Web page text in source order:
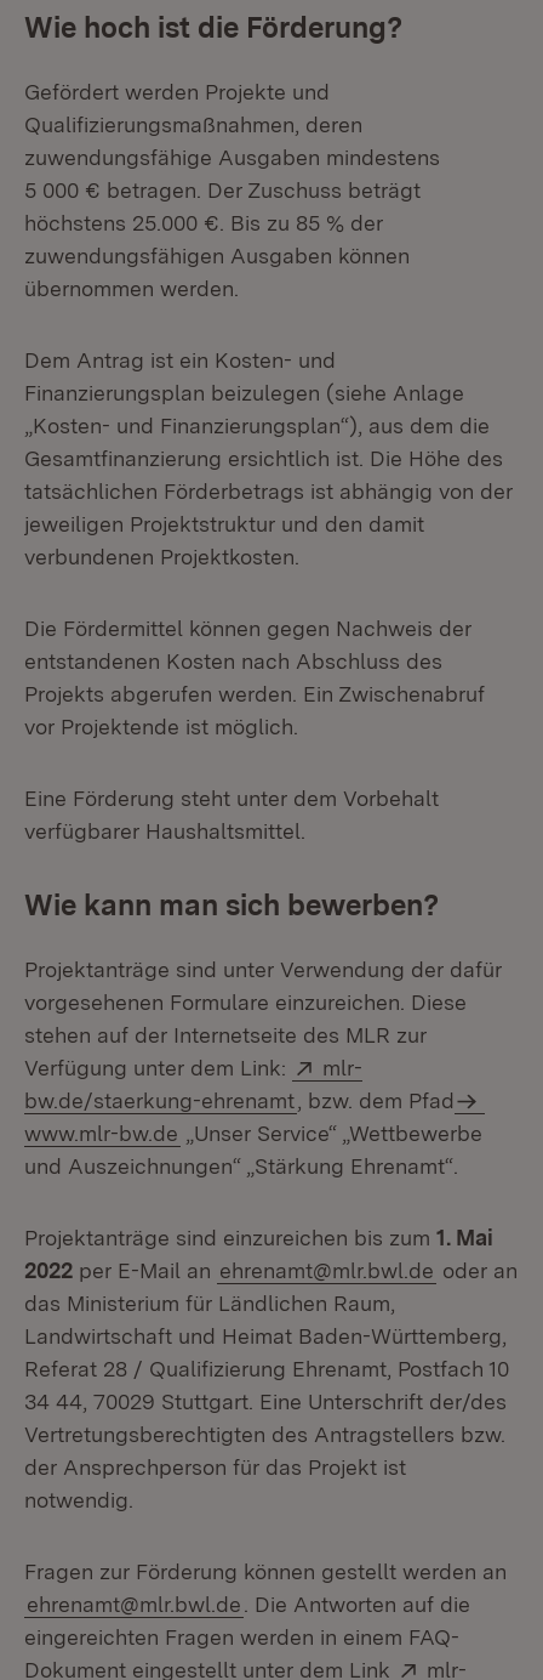
Wie hoch ist die Förderung?
Gefördert werden Projekte und
Qualifizierungsmaßnahmen, deren
zuwendungsfähige Ausgaben mindestens
5 000 € betragen. Der Zuschuss beträgt
höchstens 25.000 €. Bis zu 85 % der
zuwendungsfähigen Ausgaben können
übernommen werden.
Dem Antrag ist ein Kosten- und
Finanzierungsplan beizulegen (siehe Anlage
„Kosten- und Finanzierungsplan“), aus dem die
Gesamtfinanzierung ersichtlich ist. Die Höhe des
tatsächlichen Förderbetrags ist abhängig von der
jeweiligen Projektstruktur und den damit
verbundenen Projektkosten.
Die Fördermittel können gegen Nachweis der
entstandenen Kosten nach Abschluss des
Projekts abgerufen werden. Ein Zwischenabruf
vor Projektende ist möglich.
Eine Förderung steht unter dem Vorbehalt
verfügbarer Haushaltsmittel.
Wie kann man sich bewerben?
Projektanträge sind unter Verwendung der dafür
vorgesehenen Formulare einzureichen. Diese
stehen auf der Internetseite des MLR zur
Verfügung unter dem Link:
Extern:
mlr-
bw.de/staerkung-ehrenamt (Öffnet in neuem
, bzw. dem Pfad
www.mlr-bw.de
„Unser Service“ „Wettbewerbe
und Auszeichnungen“ „Stärkung Ehrenamt“.
Projektanträge sind einzureichen bis zum 1. Mai
2022 per E-Mail an ehrenamt@mlr.bwl.de oder an
das Ministerium für Ländlichen Raum,
Landwirtschaft und Heimat Baden-Württemberg,
Referat 28 / Qualifizierung Ehrenamt, Postfach 10
34 44, 70029 Stuttgart. Eine Unterschrift der/des
Vertretungsberechtigten des Antragstellers bzw.
der Ansprechperson für das Projekt ist
notwendig.
Fragen zur Förderung können gestellt werden an
ehrenamt@mlr.bwl.de
. Die Antworten auf die
eingereichten Fragen werden in einem FAQ-
Dokument eingestellt unter dem Link
Extern:
mlr-